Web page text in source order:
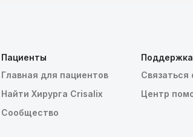
Пациенты
Главная для пациентов
Найти Хирурга Crisalix
Сообщество
Поддержка
Связаться
Центр